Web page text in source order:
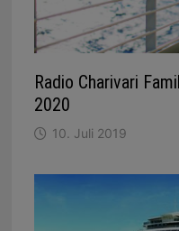
Radio Charivari
2020
10. Juli 2019